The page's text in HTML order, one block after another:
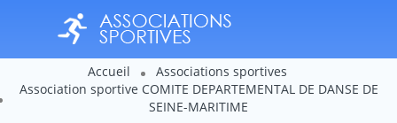
Accueil
Associations sportives
Association sportive COMITE DEPARTEMENTAL DE DANSE DE
SEINE-MARITIME